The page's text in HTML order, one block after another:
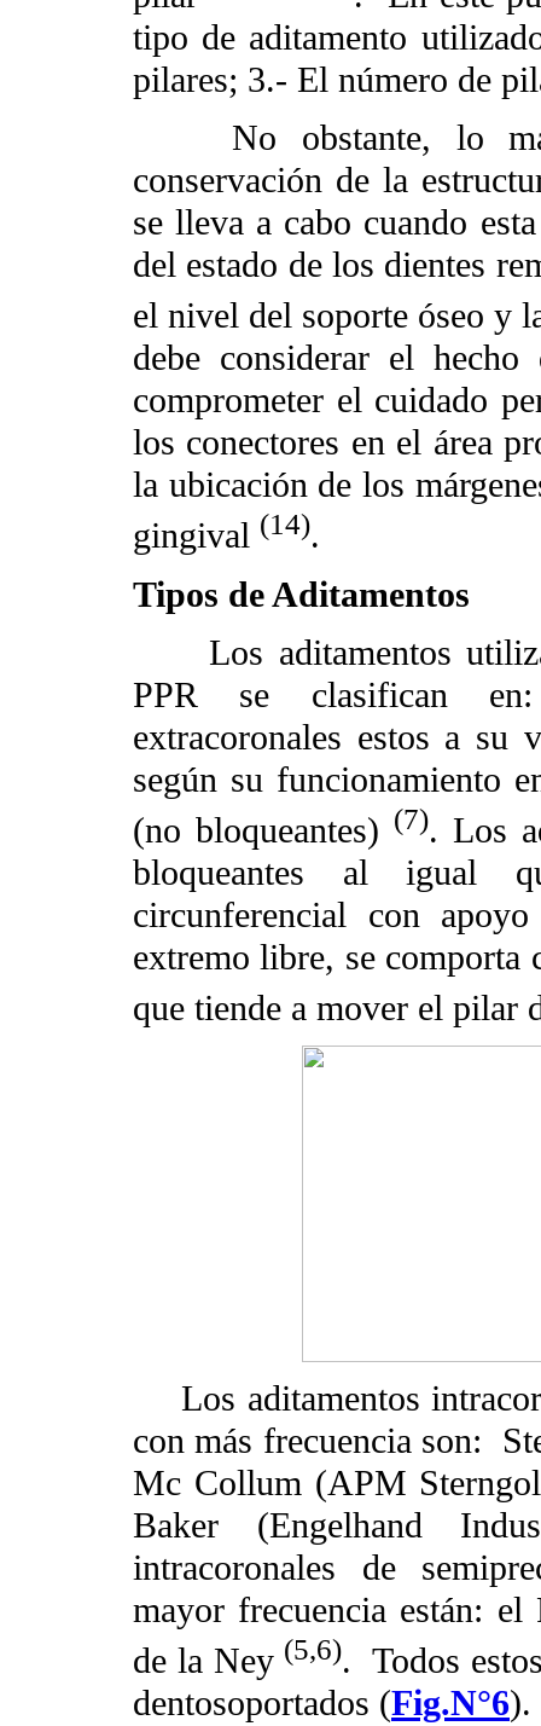
tipo de aditamento
pilares; 3.- El número de
No obstante, lo
conservación de la
se lleva a cabo cuando
del estado de los dientes
el nivel del soporte óseo y
debe considerar el
comprometer el cuidado
los conectores en el área
la ubicación de los
gingival (14).
Tipos de Aditamentos
Los aditamentos
PPR se clasifican en:
extracoronales estos a su
según su funcionamiento
(no bloqueantes) (7). Los
bloqueantes al igual
circunferencial con
extremo libre, se comporta
que tiende a mover el pilar
Los aditamentos
con más frecuencia son:
Mc Collum (APM
Baker (Engelhand
intracoronales de
mayor frecuencia están:
de la Ney (5,6). Todos
dentosoportados (Fig.N°6).